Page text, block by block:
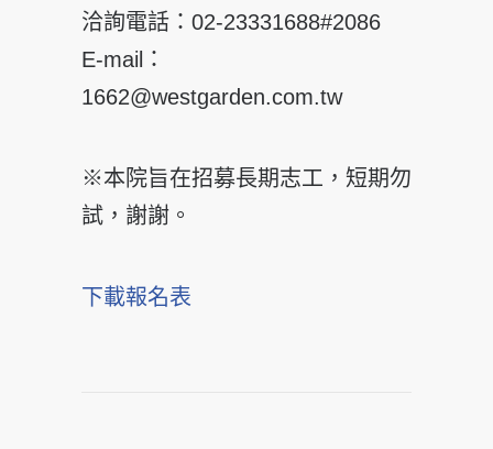
洽詢電話：02-23331688#2086
E-mail：
1662@westgarden.com.tw
※本院旨在招募長期志工，短期勿
試，謝謝。
下載報名表